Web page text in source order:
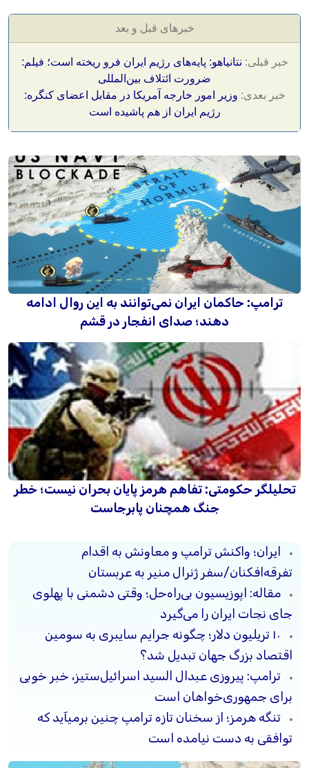
خبرهای قبل و بعد
خبر قبلی: نتانیاهو: پایه‌های رژیم ایران فرو ریخته است؛ فیلم:
ضرورت ائتلاف بین‌المللی
خبر بعدی: وزیر امور خارجه آمریکا در مقابل اعضای کنگره:
رژیم ایران از هم پاشیده است
ترامپ: حاکمان ایران نمی‌توانند به این روال ادامه
دهند؛ صدای انفجار در قشم
تحلیلگر حکومتی: تفاهم هرمز پایان بحران نیست؛ خطر
جنگ همچنان پابرجاست
ایران؛ واکنش ترامپ و معاونش به اقدام
تفرقه‌افکنان/سفر ژنرال منیر به عربستان
مقاله: اپوزیسیون بی‌راه‌حل؛ وقتی دشمنی با پهلوی
جای نجات ایران را می‌گیرد
۱۰ تریلیون دلار؛ چگونه جرایم سایبری به سومین
اقتصاد بزرگ جهان تبدیل شد؟
ترامپ: پیروزی عبدال السید اسرائیل‌ستیز، خبر خوبی
برای جمهوری‌خواهان است
تنگه هرمز؛ از سخنان تازه ترامپ چنین برمیآید که
توافقی به دست نیامده است